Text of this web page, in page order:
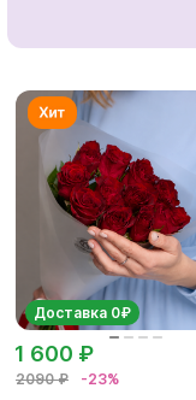
Доставка 0₽
2090 ₽ -23%
1 600 ₽